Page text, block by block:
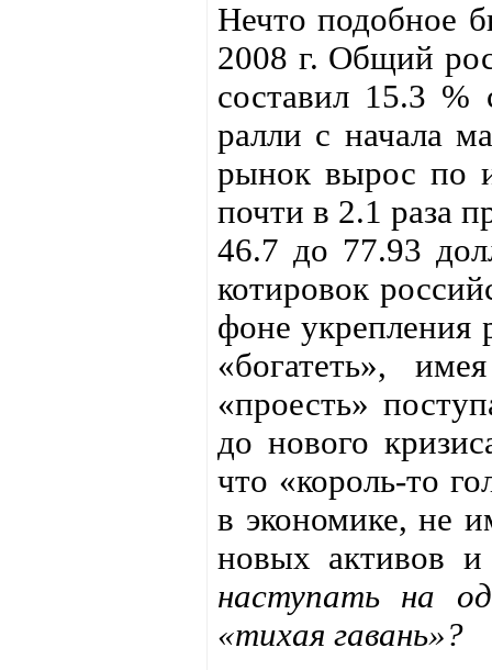
Нечто подобное
2008 г. Общий
составил 15.3
ралли с начала
рынок вырос по
почти в 2.1 раза
46.7 до 77.93
котировок
фоне укрепления
«богатеть»,
«проесть»
до нового
что «король-то
в экономике, не
новых активов
наступать на
«тихая гавань»?